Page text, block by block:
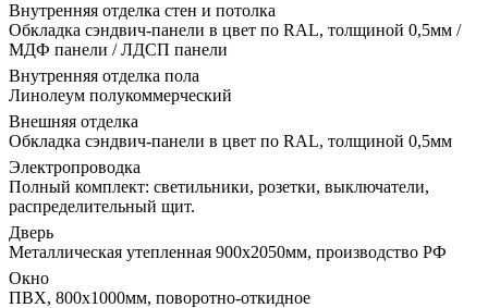
Внутренняя отделка стен и потолка
Обкладка сэндвич-панели в цвет по RAL, толщиной 0,5мм /
МДФ панели / ЛДСП панели
Внутренняя отделка пола
Линолеум полукоммерческий
Внешняя отделка
Обкладка сэндвич-панели в цвет по RAL, толщиной 0,5мм
Электропроводка
Полный комплект: светильники, розетки, выключатели,
распределительный щит.
Дверь
Металлическая утепленная 900х2050мм, производство РФ
Окно
ПВХ, 800х1000мм, поворотно-откидное